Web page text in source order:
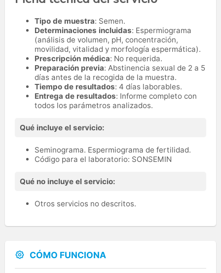
Tipo de muestra: Semen.
Determinaciones incluidas: Espermiograma
(análisis de volumen, pH, concentración,
movilidad, vitalidad y morfología espermática).
Prescripción médica: No requerida.
Preparación previa: Abstinencia sexual de 2 a 5
días antes de la recogida de la muestra.
Tiempo de resultados: 4 días laborables.
Entrega de resultados: Informe completo con
todos los parámetros analizados.
Qué incluye el servicio:
Seminograma. Espermiograma de fertilidad.
Código para el laboratorio: SONSEMIN
Qué no incluye el servicio:
Otros servicios no descritos.
CÓMO FUNCIONA